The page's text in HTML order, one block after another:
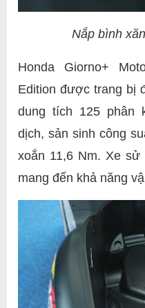
Nắp bình
Honda Giorno+
Edition được trang bị
dung tích 125 phân
dịch, sản sinh công
xoắn 11,6 Nm. Xe sử
mang đến khả năng